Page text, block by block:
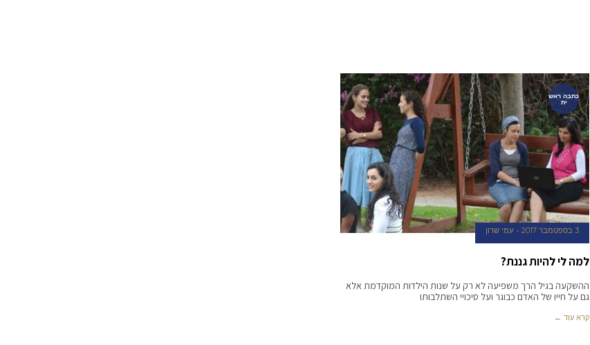
כתבה ראש
ית
3 בספטמבר 2017 עמי שרון
למה לי להיות גננת?
ההשקעה בגיל הרך משפיעה לא רק על שנות הילדות המוקדמת אלא
גם על חייו של האדם כבוגר ועל סיכויי השתלבותו
קרא עוד ←